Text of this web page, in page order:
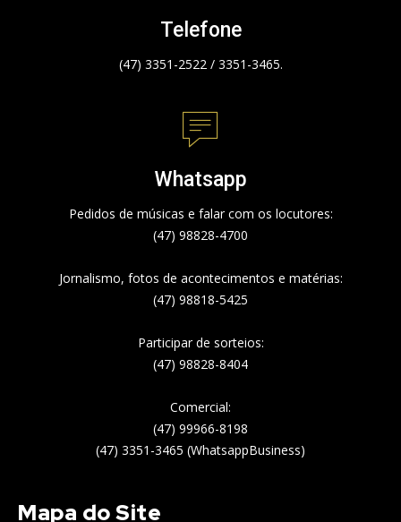
Telefone
(47) 3351-2522 / 3351-3465.
Whatsapp
Pedidos de músicas e falar com os locutores:
(47) 98828-4700
Jornalismo, fotos de acontecimentos e matérias:
(47) 98818-5425
Participar de sorteios:
(47) 98828-8404
Comercial:
(47) 99966-8198
(47) 3351-3465 (WhatsappBusiness)
Mapa do Site